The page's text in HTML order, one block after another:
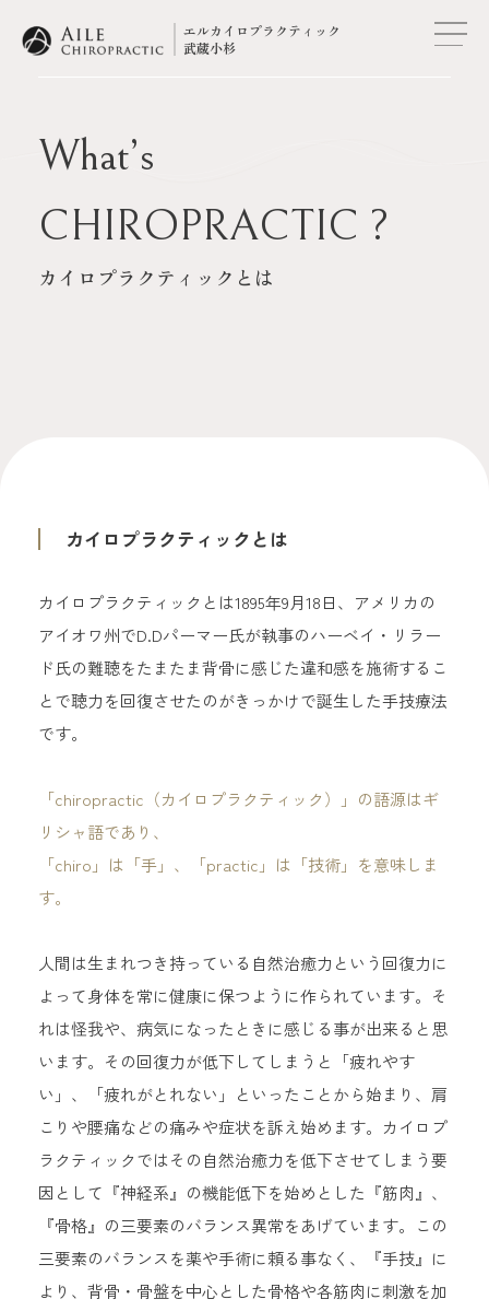
エルカイロプラクティック
武蔵小杉
当院について
症例
施術の流れ
顎関節
よくあるご質問
お知らせ
武蔵小杉
受付時間：10:00〜21:45（定休日なし）
神奈川県川崎市中原区小杉町1-518-
4
サンヴィラージュ102
What’s
CHIROPRACTIC ?
カイロプラクティックとは
カイロプラクティック とは
カイロプラクティックとは1895年9月18日、アメリカの
アイオワ州でD.Dパーマー氏が執事のハーベイ・リラー
ド氏の難聴をたまたま背骨に感じた違和感を施術するこ
とで聴力を回復させたのがきっかけで誕生した手技療法
です。
「chiropractic（カイロプラクティック）」の語源はギ
リシャ語であり、
「chiro」は「手」、「practic」は「技術」を意味しま
す。
人間は生まれつき持っている自然治癒力という回復力に
よって身体を常に健康に保つように作られています。そ
れは怪我や、病気になったときに感じる事が出来ると思
います。その回復力が低下してしまうと「疲れやす
い」、「疲れがとれない」といったことから始まり、肩
こりや腰痛などの痛みや症状を訴え始めます。カイロプ
ラクティックではその自然治癒力を低下させてしまう要
因として『神経系』の機能低下を始めとした『筋肉』、
『骨格』の三要素のバランス異常をあげています。この
三要素のバランスを薬や手術に頼る事なく、『手技』に
より、背骨・骨盤を中心とした骨格や各筋肉に刺激を加